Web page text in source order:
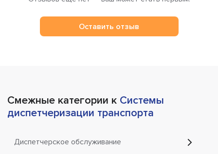
Оставить отзыв
Смежные категории к Системы
диспетчеризации транспорта
Диспетчерское обслуживание